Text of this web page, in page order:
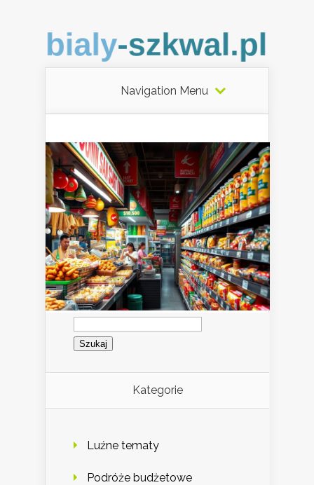
Navigation Menu
Szukaj:
Kategorie
Luźne tematy
Podróże budżetowe